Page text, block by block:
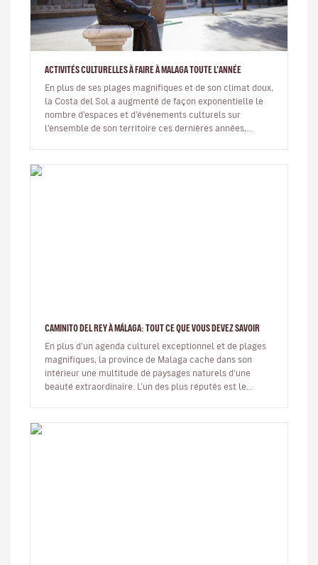
ACTIVITÉS CULTURELLES À FAIRE À MALAGA TOUTE L'ANNÉE
En plus de ses plages magnifiques et de son climat doux,
la Costa del Sol a augmenté de façon exponentielle le
nombre d’espaces et d’événements culturels sur
l’ensemble de son territoire ces dernières années,
CAMINITO DEL REY À MÁLAGA: TOUT CE QUE VOUS DEVEZ SAVOIR
En plus d’un agenda culturel exceptionnel et de plages
magnifiques, la province de Malaga cache dans son
intérieur une multitude de paysages naturels d’une
beauté extraordinaire. L’un des plus réputés est le